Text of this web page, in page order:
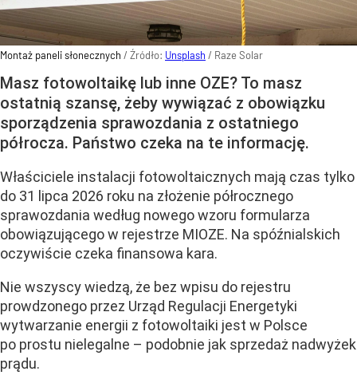
Montaż paneli słonecznych / Źródło: Unsplash / Raze Solar
Masz fotowoltaikę lub inne OZE? To masz
ostatnią szansę, żeby wywiązać z obowiązku
sporządzenia sprawozdania z ostatniego
półrocza. Państwo czeka na te informację.
Właściciele instalacji fotowoltaicznych mają czas tylko
do 31 lipca 2026 roku na złożenie półrocznego
sprawozdania według nowego wzoru formularza
obowiązującego w rejestrze MIOZE. Na spóźnialskich
oczywiście czeka finansowa kara.
Nie wszyscy wiedzą, że bez wpisu do rejestru
prowdzonego przez Urząd Regulacji Energetyki
wytwarzanie energii z fotowoltaiki jest w Polsce
po prostu nielegalne – podobnie jak sprzedaż nadwyżek
prądu.